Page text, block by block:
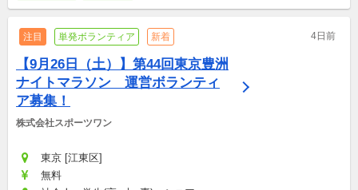
注目 単発ボランティア 新着 4日前
【9月26日（土）】第44回東京豊洲
ナイトマラソン　運営ボランティ
ア募集！
株式会社スポーツワン
東京 [江東区]
無料